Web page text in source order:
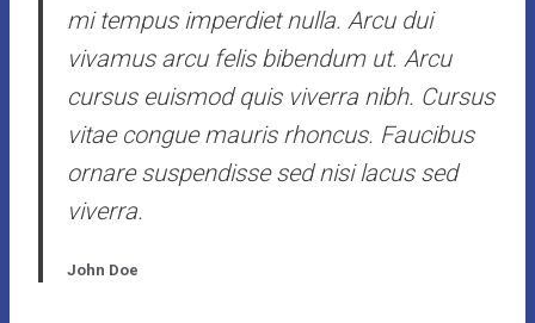
mi tempus imperdiet nulla. Arcu dui
vivamus arcu felis bibendum ut. Arcu
cursus euismod quis viverra nibh. Cursus
vitae congue mauris rhoncus. Faucibus
ornare suspendisse sed nisi lacus sed
viverra.
John Doe